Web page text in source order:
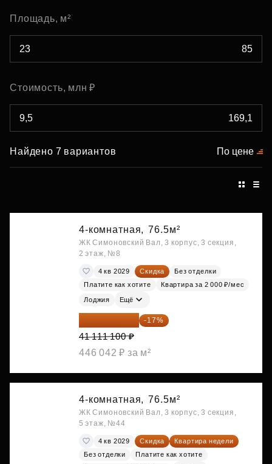
Площадь, м²
Стоимость, млн ₽
Найдено 7 вариантов По цене
4-комнатная, 76.5м²
ЖК Симоновский Вал, 3 корпус, 3 секция,
2 этаж, №8
4 кв 2029 Скидка
Без отделки
Платите как хотите
Квартира за 2 000 ₽/мес
Лоджия Ещё
34 122 213 ₽ -17%
41 111 100 ₽
446 042 ₽ за м²
4-комнатная, 76.5м²
ЖК Симоновский Вал, 3 корпус, 3 секция,
5 этаж, №44
4 кв 2029 Скидка
Квартира недели
Без отделки
Платите как хотите